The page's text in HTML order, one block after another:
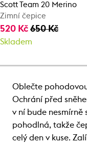
Scott Team 20 Merino
Zimní čepice
520 Kč 650 Kč
Skladem
Oblečte pohodovou
Ochrání před
v ní bude nesmírně
pohodlná, takže
celý den v kuse.